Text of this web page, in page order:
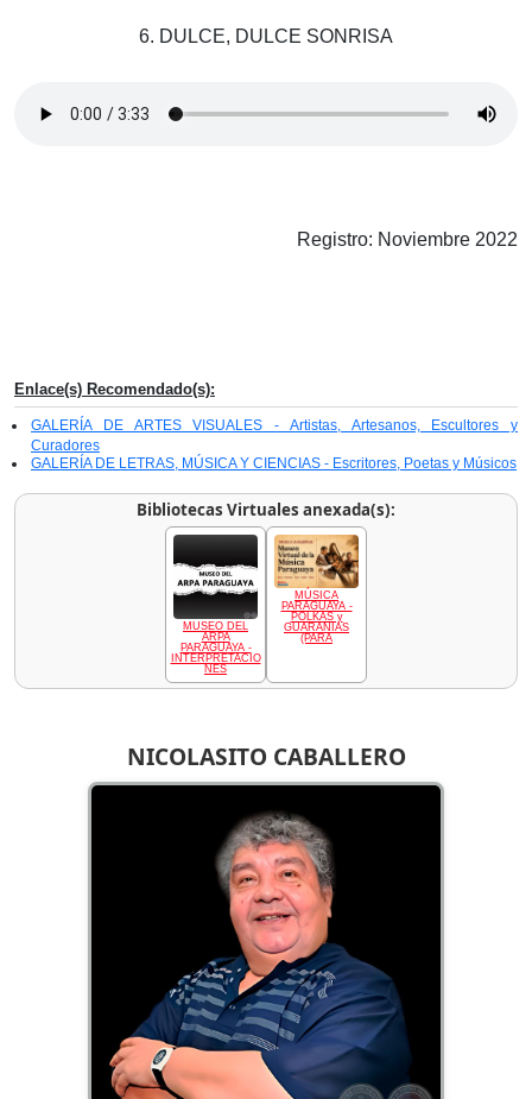
NICOLASITO CABALLERO
6. DULCE, DULCE SONRISA
Registro: Noviembre 2022
Enlace(s) Recomendado(s):
GALERÍA DE ARTES VISUALES - Artistas, Artesanos, Escultores y
Curadores
GALERÍA DE LETRAS, MÚSICA Y CIENCIAS - Escritores, Poetas y Músicos
Bibliotecas Virtuales anexada(s):
MUSEO DEL
ARPA
PARAGUAYA -
INTERPRETACIO
NES
MÚSICA
PARAGUAYA -
POLKAS y
GUARANIAS
(PARA